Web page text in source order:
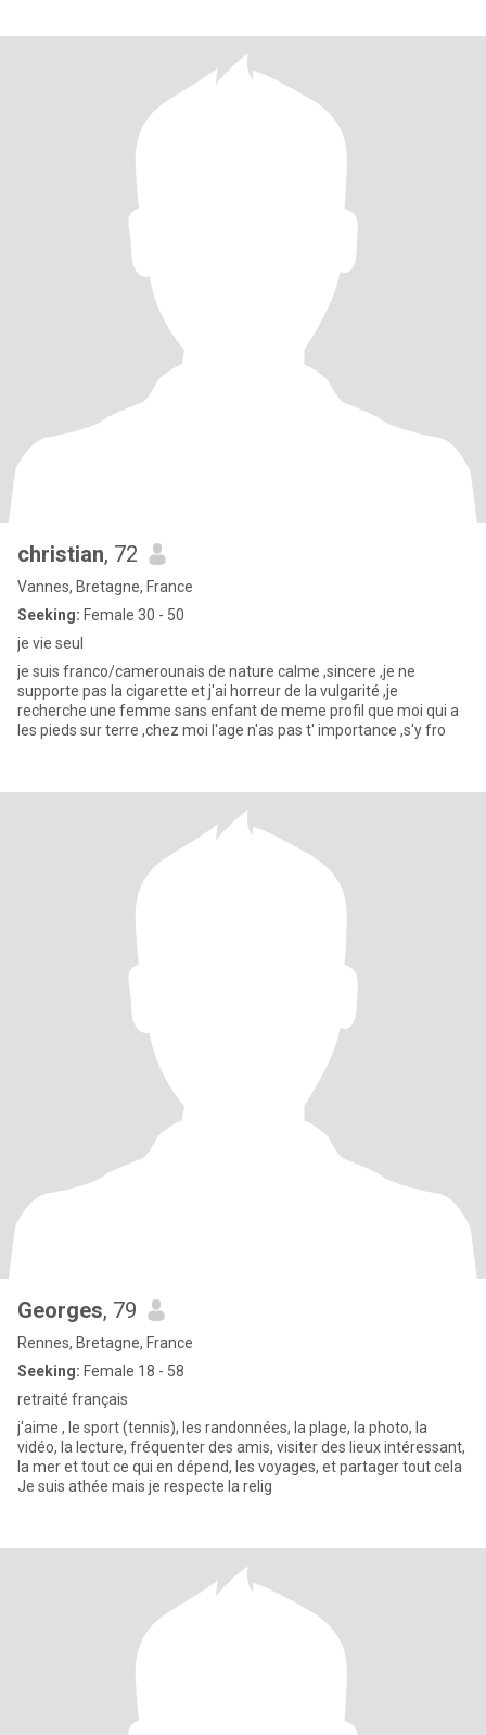
christian, 72
Vannes, Bretagne, France
Seeking: Female 30 - 50
je vie seul
je suis franco/camerounais de nature calme ,sincere ,je ne
supporte pas la cigarette et j'ai horreur de la vulgarité ,je
recherche une femme sans enfant de meme profil que moi qui a
les pieds sur terre ,chez moi l'age n'as pas t' importance ,s'y fro
Georges, 79
Rennes, Bretagne, France
Seeking: Female 18 - 58
retraité français
j'aime , le sport (tennis), les randonnées, la plage, la photo, la
vidéo, la lecture, fréquenter des amis, visiter des lieux intéressant,
la mer et tout ce qui en dépend, les voyages, et partager tout cela
Je suis athée mais je respecte la relig